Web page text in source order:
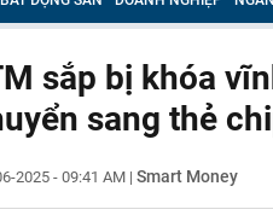
đầu tư dự kiến gần
15:25
Điểm chuẩn Đại học
15:24
Góc nhìn chuyên gia:
Index vẫn đối mặt khả
15:15
Vợ chồng Mạnh
15:05
Điểm chuẩn Đại học
sắp bị khóa
sang thẻ
2025 - 09:41 AM | Smart Money